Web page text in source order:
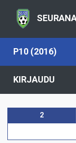
P10 (2016)
KIRJAUDU
2